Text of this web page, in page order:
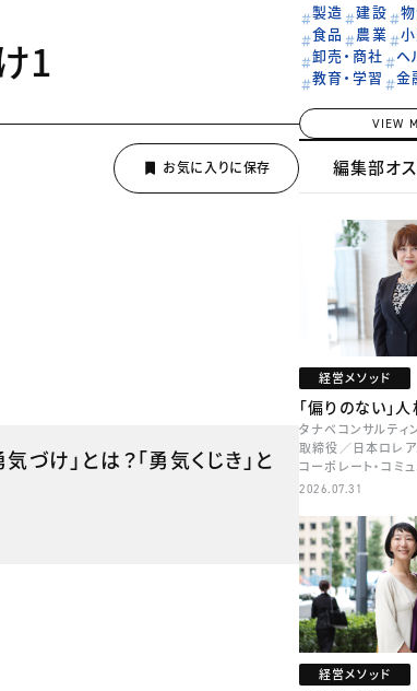
1
け」とは？「勇気くじき」と
製造 建設
食品
農業
卸売・商社
ヘ
教育・学習
金
VIEW
編集部オ
経営メソッド
「偏りのない」
タナベコンサルティ
取締役／日本ロレ
コーポレート・コミ
本部長／キャリアコ
2026.07.31
経営メソッド